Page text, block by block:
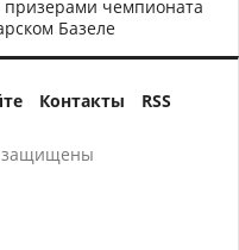
чемпионата
Базеле
Контакты RSS
защищены